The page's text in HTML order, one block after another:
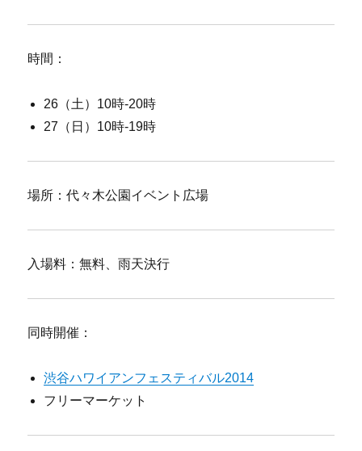
時間：
26（土）10時-20時
27（日）10時-19時
場所：代々木公園イベント広場
入場料：無料、雨天決行
同時開催：
渋谷ハワイアンフェスティバル2014
フリーマーケット